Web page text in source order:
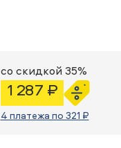
со скидкой 35%
1 287 ₽
4 платежа по 321 ₽